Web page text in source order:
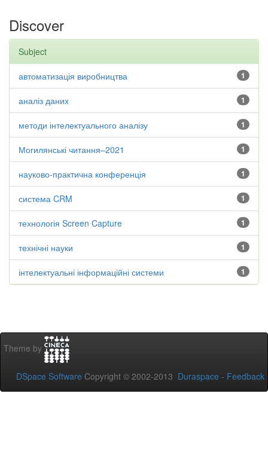
Discover
Subject
1
автоматизація виробництва
1
аналіз даних
1
методи інтелектуального аналізу
1
Могилянські читання–2021
1
науково-практична конференція
1
система CRM
1
технологія Screen Capture
1
технічні науки
1
інтелектуальні інформаційні системи
Theme by
DSpace Software Copyright © 2002-2013 Duraspace - Feedback